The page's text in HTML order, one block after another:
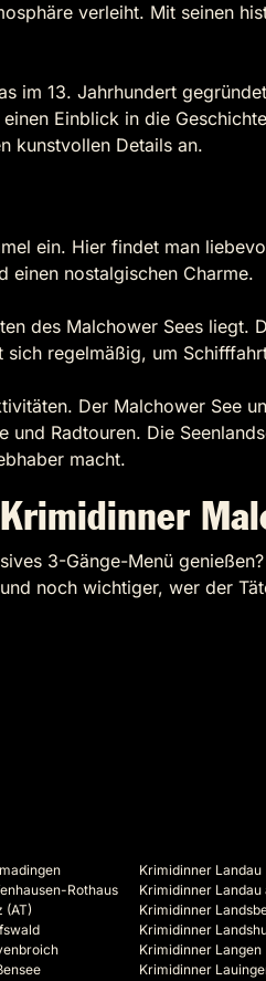
verleiht. Mit seinen
im 13. Jahrhundert
Einblick in die
kunstvollen Details an.
ein. Hier findet man
einen nostalgischen Charme.
des Malchower Sees
regelmäßig, um
Der Malchower See
Radtouren. Die
macht.
3-Gänge-Menü
noch wichtiger, wer der
Rothaus
(AT)
Krimidinner Landau
Krimidinner Landau
Krimidinner
Krimidinner
Krimidinner Langen
Krimidinner